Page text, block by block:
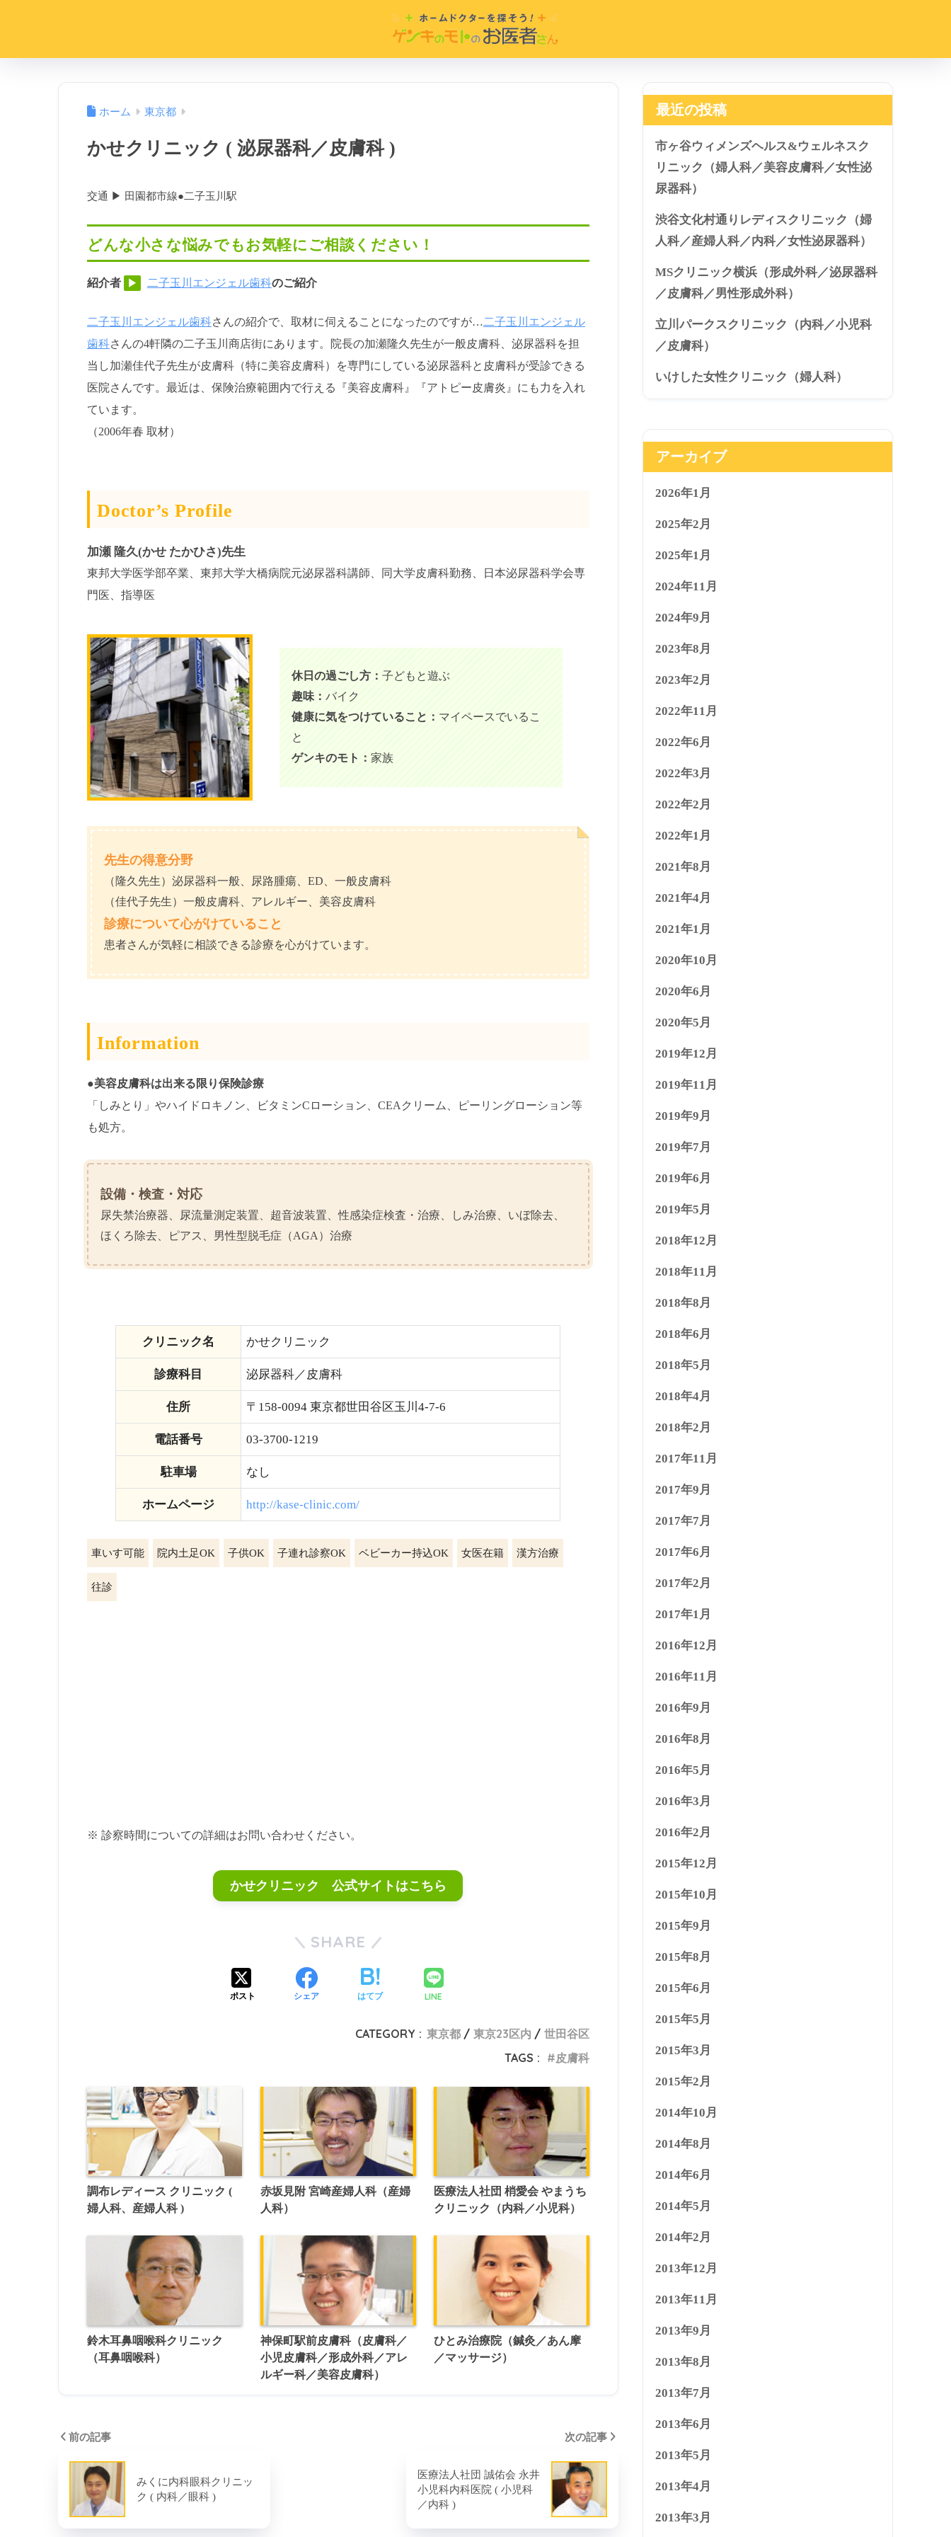
ホーム 東京都
かせクリニック ( 泌尿器科／皮膚科 )
交通 ▶︎ 田園都市線●二子玉川駅
どんな小さな悩みでもお気軽にご相談ください！
紹介者 ▶︎ 二子玉川エンジェル歯科のご紹介
二子玉川エンジェル歯科さんの紹介で、取材に伺えることになったのですが…二子玉川エンジェル
歯科さんの4軒隣の二子玉川商店街にあります。院長の加瀬隆久先生が一般皮膚科、泌尿器科を担
当し加瀬佳代子先生が皮膚科（特に美容皮膚科）を専門にしている泌尿器科と皮膚科が受診できる
医院さんです。最近は、保険治療範囲内で行える『美容皮膚科』『アトピー皮膚炎』にも力を入れ
ています。
（2006年春 取材）
Doctor’s Profile
加瀬 隆久(かせ たかひさ)先生
東邦大学医学部卒業、東邦大学大橋病院元泌尿器科講師、同大学皮膚科勤務、日本泌尿器科学会専
門医、指導医
休日の過ごし方：子どもと遊ぶ
趣味：バイク
健康に気をつけていること： マイペースでいるこ
と
ゲンキのモト：家族
先生の得意分野
（隆久先生）泌尿器科一般、尿路腫瘍、ED、一般皮膚科
（佳代子先生）一般皮膚科、アレルギー、美容皮膚科
診療について心がけていること
患者さんが気軽に相談できる診療を心がけています。
Information
●美容皮膚科は出来る限り保険診療
「しみとり」やハイドロキノン、ビタミンCローション、CEAクリーム、ピーリングローション等
も処方。
設備・検査・対応
尿失禁治療器、尿流量測定装置、超音波装置、性感染症検査・治療、しみ治療、いぼ除去、
ほくろ除去、ピアス、男性型脱毛症（AGA）治療
クリニック名 かせクリニック
診療科目 泌尿器科／皮膚科
住所 〒158-0094 東京都世田谷区玉川4-7-6
電話番号 03-3700-1219
駐車場 なし
ホームページ http://kase-clinic.com/
車いす可能 院内土足OK 子供OK 子連れ診察OK ベビーカー持込OK 女医在籍 漢方治療
往診
※ 診察時間についての詳細はお問い合わせください。
かせクリニック 公式サイトはこちら
SHARE
ポスト シェア はてブ LINE
CATEGORY : 東京都 東京23区内
世田谷区
TAGS :
皮膚科
調布レディース クリニック (
婦人科、産婦人科 )
赤坂見附 宮崎産婦人科（産婦
人科）
医療法人社団 梢愛会 やまうち
クリニック（内科／小児科）
鈴木耳鼻咽喉科クリニック
（耳鼻咽喉科）
神保町駅前皮膚科（皮膚科／
小児皮膚科／形成外科／アレ
ルギー科／美容皮膚科）
ひとみ治療院（鍼灸／あん摩
／マッサージ）
前の記事
みくに内科眼科クリニッ
ク ( 内科／眼科 )
次の記事
医療法人社団 誠佑会 永井
小児科内科医院 ( 小児科
／内科 )
最近の投稿
市ヶ谷ウィメンズヘルス&ウェルネスク
リニック（婦人科／美容皮膚科／女性泌
尿器科）
渋谷文化村通りレディスクリニック（婦
人科／産婦人科／内科／女性泌尿器科）
MSクリニック横浜（形成外科／泌尿器科
／皮膚科／男性形成外科）
立川パークスクリニック（内科／小児科
／皮膚科）
いけした女性クリニック（婦人科）
アーカイブ
2026年1月
2025年2月
2025年1月
2024年11月
2024年9月
2023年8月
2023年2月
2022年11月
2022年6月
2022年3月
2022年2月
2022年1月
2021年8月
2021年4月
2021年1月
2020年10月
2020年6月
2020年5月
2019年12月
2019年11月
2019年9月
2019年7月
2019年6月
2019年5月
2018年12月
2018年11月
2018年8月
2018年6月
2018年5月
2018年4月
2018年2月
2017年11月
2017年9月
2017年7月
2017年6月
2017年2月
2017年1月
2016年12月
2016年11月
2016年9月
2016年8月
2016年5月
2016年3月
2016年2月
2015年12月
2015年10月
2015年9月
2015年8月
2015年6月
2015年5月
2015年3月
2015年2月
2014年10月
2014年8月
2014年6月
2014年5月
2014年2月
2013年12月
2013年11月
2013年9月
2013年8月
2013年7月
2013年6月
2013年5月
2013年4月
2013年3月